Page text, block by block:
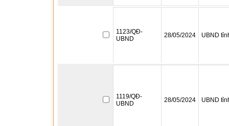
1123/QĐ-
UBND
28/05/2024 UBND
1119/QĐ-
UBND
28/05/2024 UBND